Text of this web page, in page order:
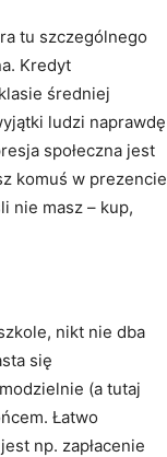
tu szczególnego
Kredyt
średniej
ludzi naprawdę
społeczna jest
komuś w prezencie
nie masz – kup,
nikt nie dba
się
(a tutaj
Łatwo
np. zapłacenie